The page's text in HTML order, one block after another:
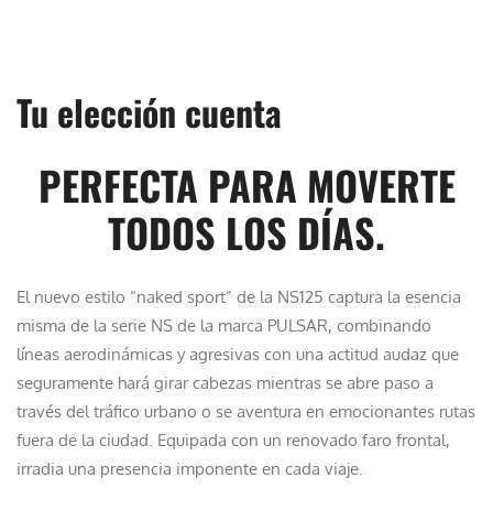
Tu elección cuenta
PERFECTA PARA MOVERTE
TODOS LOS DÍAS.
El nuevo estilo “naked sport” de la NS125 captura la esencia
misma de la serie NS de la marca PULSAR, combinando
líneas aerodinámicas y agresivas con una actitud audaz que
seguramente hará girar cabezas mientras se abre paso a
través del tráfico urbano o se aventura en emocionantes rutas
fuera de la ciudad. Equipada con un renovado faro frontal,
irradia una presencia imponente en cada viaje.